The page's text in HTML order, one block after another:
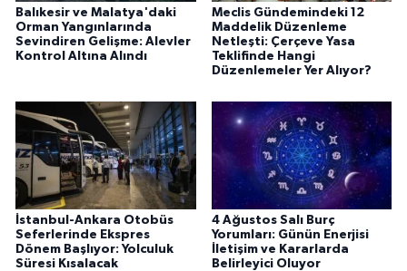
Balıkesir ve Malatya'daki
Orman Yangınlarında
Sevindiren Gelişme: Alevler
Kontrol Altına Alındı
Meclis Gündemindeki 12
Maddelik Düzenleme
Netleşti: Çerçeve Yasa
Teklifinde Hangi
Düzenlemeler Yer Alıyor?
İstanbul-Ankara Otobüs
Seferlerinde Ekspres
Dönem Başlıyor: Yolculuk
Süresi Kısalacak
4 Ağustos Salı Burç
Yorumları: Günün Enerjisi
İletişim ve Kararlarda
Belirleyici Oluyor